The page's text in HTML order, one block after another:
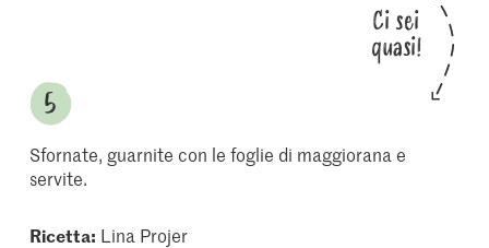
Ci sei
quasi!
Sfornate, guarnite con le foglie di maggiorana e
servite.
Ricetta: Lina Projer